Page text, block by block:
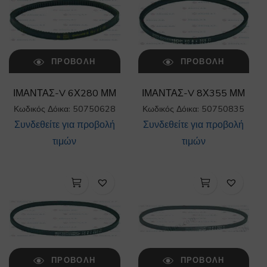
ΠΡΟΒΟΛΉ
ΙΜΑΝΤΑΣ-V 6Χ280 ΜΜ
Κωδικός Δόικα: 50750628
Συνδεθείτε για προβολή
τιμών
ΠΡΟΒΟΛΉ
ΙΜΑΝΤΑΣ-V 8Χ355 ΜΜ
Κωδικός Δόικα: 50750835
Συνδεθείτε για προβολή
τιμών
ΠΡΟΒΟΛΉ ΠΡΟΒΟΛΉ